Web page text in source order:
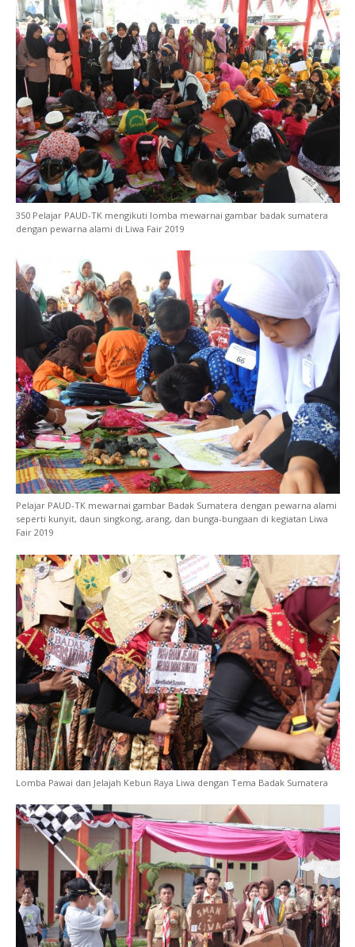
350 Pelajar PAUD-TK mengikuti lomba mewarnai gambar badak sumatera
dengan pewarna alami di Liwa Fair 2019
Pelajar PAUD-TK mewarnai gambar Badak Sumatera dengan pewarna alami
seperti kunyit, daun singkong, arang, dan bunga-bungaan di kegiatan Liwa
Fair 2019
Lomba Pawai dan Jelajah Kebun Raya Liwa dengan Tema Badak Sumatera